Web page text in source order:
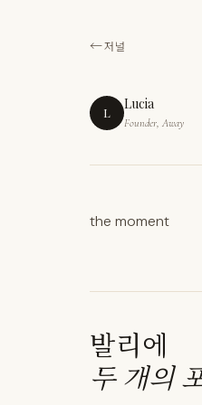
저널
L Lucia
Founder, Away
the moment
발리에
두 개의